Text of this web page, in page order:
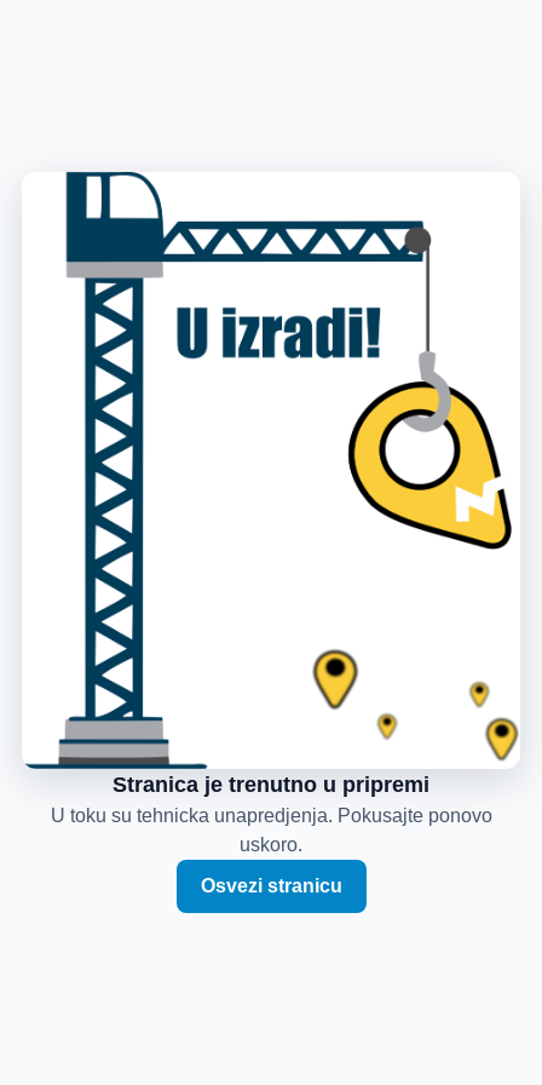
Stranica je trenutno u pripremi
U toku su tehnicka unapredjenja. Pokusajte ponovo
uskoro.
Osvezi stranicu